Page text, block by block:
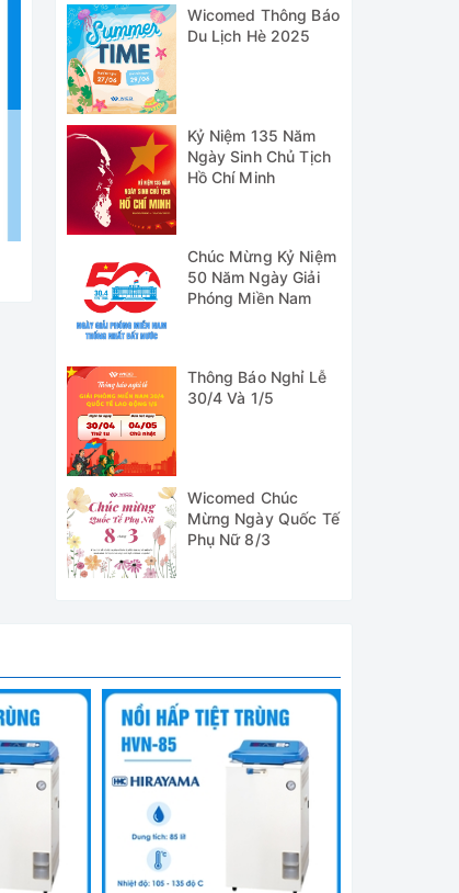
Wicomed Thông Báo
Du Lịch Hè 2025
Kỷ Niệm 135 Năm
Ngày Sinh Chủ Tịch
Hồ Chí Minh
Chúc Mừng Kỷ Niệm
50 Năm Ngày Giải
Phóng Miền Nam
Thông Báo Nghỉ Lễ
30/4 Và 1/5
Wicomed Chúc
Mừng Ngày Quốc Tế
Phụ Nữ 8/3